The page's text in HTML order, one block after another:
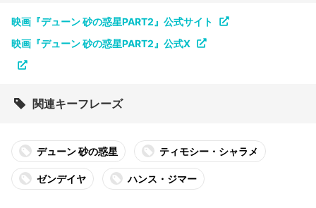
映画『デューン 砂の惑星PART2』公式サイト
映画『デューン 砂の惑星PART2』公式X
関連キーフレーズ
デューン 砂の惑星 ティモシー・シャラメ
ゼンデイヤ ハンス・ジマー